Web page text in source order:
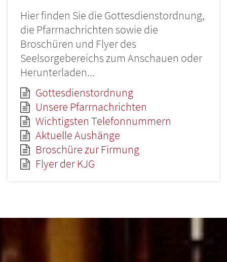
Hier finden Sie die Gottesdienstordnung,
die Pfarrnachrichten sowie die
Broschüren und Flyer des
Seelsorgebereichs zum Anschauen oder
Herunterladen...
Gottesdienstordnung
Unsere Pfarrnachrichten
Wichtigsten Telefonnummern
Aktuelle Aushänge
Broschüre zur Firmung
Flyer der KJG